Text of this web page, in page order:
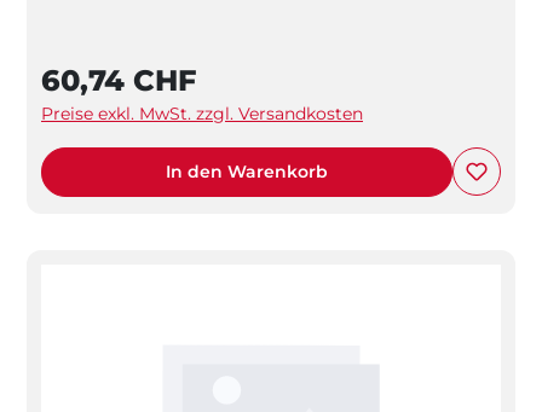
60,74 CHF
Preise exkl. MwSt. zzgl. Versandkosten
In den Warenkorb